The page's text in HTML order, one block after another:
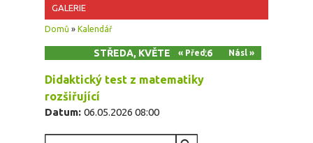
GALERIE
Jste zde
Domů » Kalendář
STŘEDA, KVĚTEN 6, 2026
« Před Násl »
Didaktický test z matematiky
rozšiřující
Datum: 06.05.2026 08:00